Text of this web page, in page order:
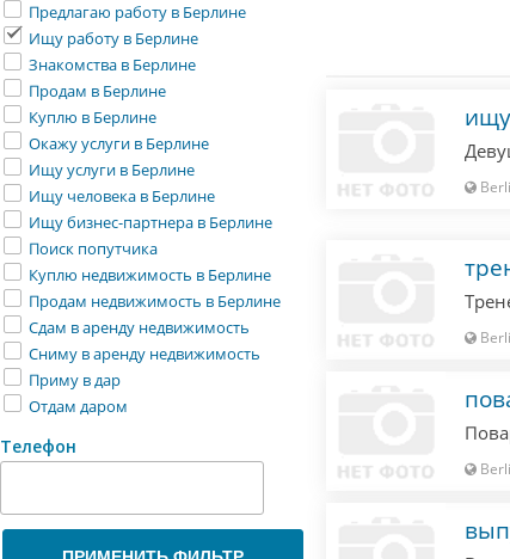
Предлагаю работу в Берлине
Ищу работу в Берлине
Знакомства в Берлине
Продам в Берлине
Куплю в Берлине
Окажу услуги в Берлине
Ищу услуги в Берлине
Ищу человека в Берлине
Ищу бизнес-партнера в Берлине
Поиск попутчика
Куплю недвижимость в Берлине
Продам недвижимость в Берлине
Сдам в аренду недвижимость
Сниму в аренду недвижимость
Приму в дар
Отдам даром
Телефон